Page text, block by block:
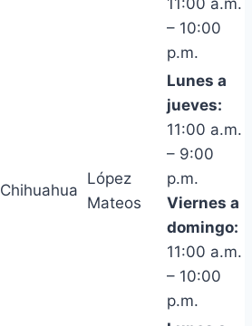
– 10:00
p.m.
Chihuahua
López
Mateos
Lunes a
jueves:
11:00 a.m.
– 9:00
p.m.
Viernes a
domingo:
11:00 a.m.
– 10:00
p.m.